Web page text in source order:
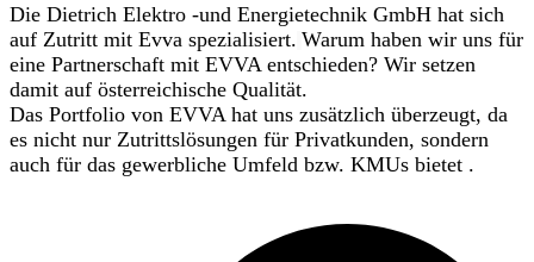
Die Dietrich Elektro -und Energietechnik GmbH hat sich
auf Zutritt mit Evva spezialisiert. Warum haben wir uns für
eine Partnerschaft mit EVVA entschieden? Wir setzen
damit auf österreichische Qualität.
Das Portfolio von EVVA hat uns zusätzlich überzeugt, da
es nicht nur Zutrittslösungen für Privatkunden, sondern
auch für das gewerbliche Umfeld bzw. KMUs bietet .